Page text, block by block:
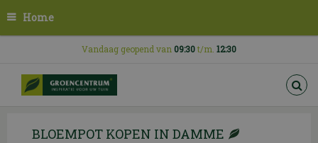
n
Home
Vandaag geopend van 09:30t/m. 12:30
BLOEMPOT KOPEN IN DAMME